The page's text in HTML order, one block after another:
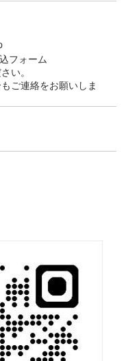
フォーム
い。
ご連絡をお願いしま